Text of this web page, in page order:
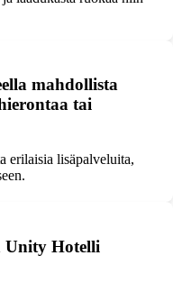
mahdollista
tai
erilaisia lisäpalveluita,
Unity Hotelli